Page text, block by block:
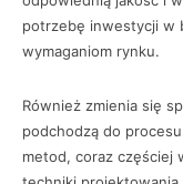
potrzebę inwestycji w
wymaganiom rynku.
Również zmienia się
podchodzą do
metod, coraz częściej